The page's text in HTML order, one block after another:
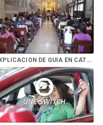
EXPLICACION DE GUIA EN CATEDRAL ADULTOS DE SAN NICOLAS